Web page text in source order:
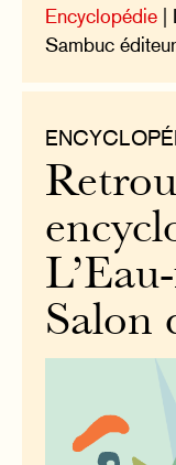
Encyclopédie
Sambuc
Salon